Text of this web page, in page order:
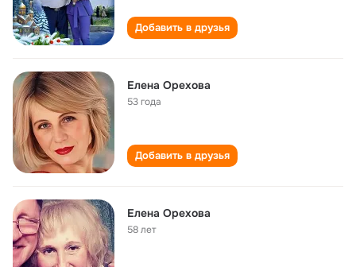
Добавить в друзья
Елена Орехова
53 года
Добавить в друзья
Елена Орехова
58 лет